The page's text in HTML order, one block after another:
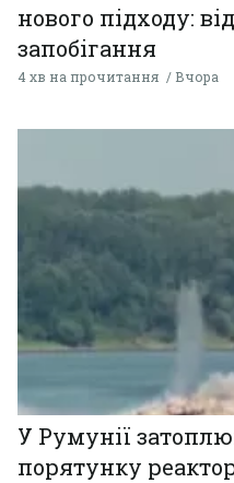
нового підходу:
запобігання
4 хв на прочитання Вчора
У Румунії
порятунку